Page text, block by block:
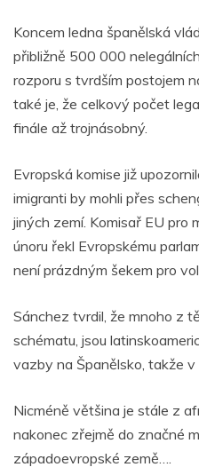
Koncem ledna španělská
přibližně 500 000
rozporu s tvrdším postojem
také je, že celkový počet
finále až trojnásobný.
Evropská komise již
imigranti by mohli přes
jiných zemí. Komisař EU pro
únoru řekl Evropskému
není prázdným šekem pro
Sánchez tvrdil, že mnoho z
schématu, jsou
vazby na Španělsko, takže
Nicméně většina je stále z
nakonec zřejmě do značné
západoevropské země….